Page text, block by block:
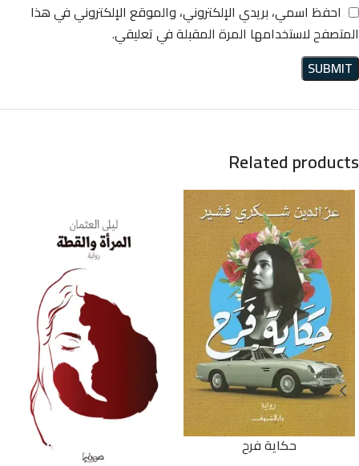
احفظ اسمي، بريدي الإلكتروني، والموقع الإلكتروني في هذا
المتصفح لاستخدامها المرة المقبلة في تعليقي.
Related products
حكاية فرح